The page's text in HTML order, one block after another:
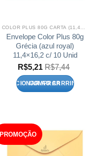
Envelope Color Plus 80g
Grécia (azul royal)
11,4×16,2 c/ 10 Unid
R$5,21 R$7,44
ADICIONAR AO CARRINHO
PROMOÇÃO